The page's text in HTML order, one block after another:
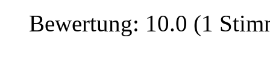
Bewertung: 10.0 (1